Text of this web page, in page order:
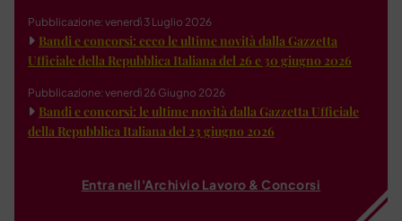
Pubblicazione: venerdì 3 Luglio 2026
Bandi e concorsi: ecco le ultime novità dalla Gazzetta
Ufficiale della Repubblica Italiana del 26 e 30 giugno 2026
Pubblicazione: venerdì 26 Giugno 2026
Bandi e concorsi: le ultime novità dalla Gazzetta Ufficiale
della Repubblica Italiana del 23 giugno 2026
Entra nell'Archivio Lavoro & Concorsi